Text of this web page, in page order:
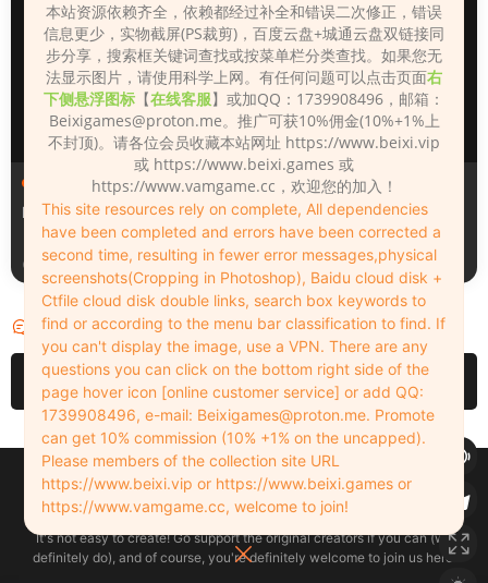
人物（Looks）
Monica_2_2_2
2天前
人物（Looks）
Lizhen2025
3天前
评论 0
请先登录
Copyleft © 2022-2026 beixi.vip - All Rights Freedom！
创作不易！有能力的同学可以去支持一下原创作者（我们绝对支持），当然
了，您加入这里我们也绝对欢迎！
It's not easy to create! Go support the original creators if you can (we
definitely do), and of course, you're definitely welcome to join us here!
本站资源依赖齐全，依赖都经过补全和错误二次修正，错误
信息更少，实物截屏(PS裁剪)，百度云盘+城通云盘双链接同
步分享，搜索框关键词查找或按菜单栏分类查找。如果您无
法显示图片，请使用科学上网。有任何问题可以点击页面右
下侧悬浮图标 【在线客服】或加QQ：1739908496，邮箱：
Beixigames@proton.me。推广可获10%佣金(10%+1%上
不封顶)。请各位会员收藏本站网址 https://www.beixi.vip
或 https://www.beixi.games 或
https://www.vamgame.cc，欢迎您的加入！
This site resources rely on complete, All dependencies
have been completed and errors have been corrected a
second time, resulting in fewer error messages,physical
screenshots(Cropping in Photoshop), Baidu cloud disk +
Ctfile cloud disk double links, search box keywords to
find or according to the menu bar classification to find. If
you can't display the image, use a VPN. There are any
questions you can click on the bottom right side of the
page hover icon [online customer service] or add QQ:
1739908496, e-mail: Beixigames@proton.me. Promote
can get 10% commission (10% +1% on the uncapped).
Please members of the collection site URL
https://www.beixi.vip or https://www.beixi.games or
https://www.vamgame.cc, welcome to join!